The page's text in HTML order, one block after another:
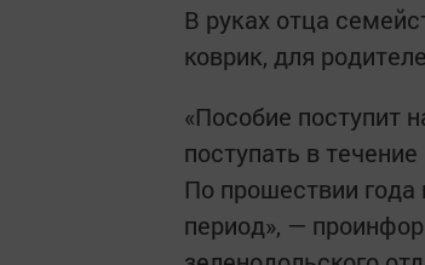
В руках отца
коврик, для
«Пособие поступит
поступать в
По прошествии
период», —